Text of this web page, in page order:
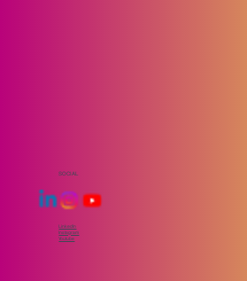
SOCIAL
LinkedIn
Instagram
Youtube